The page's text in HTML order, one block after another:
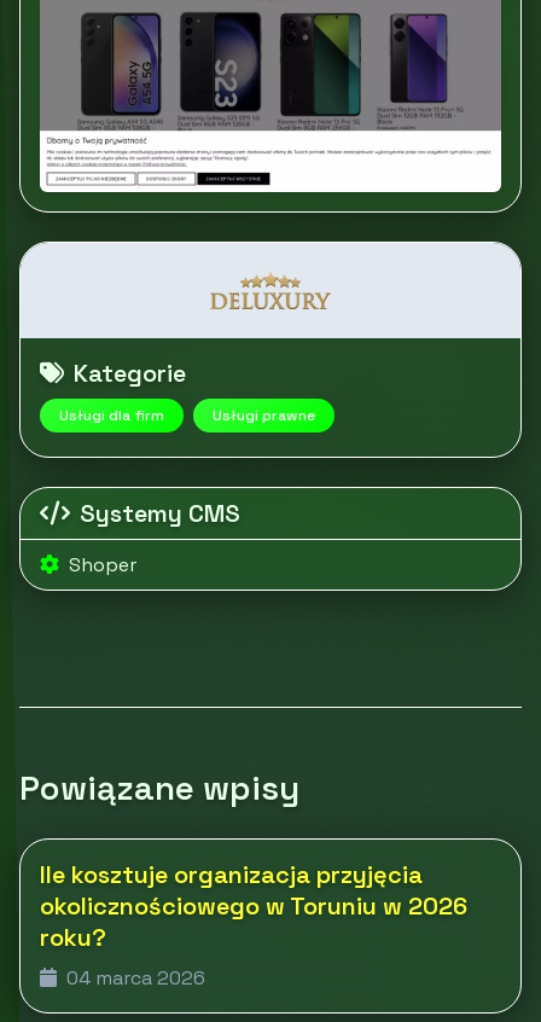
Kategorie
Usługi dla firm Usługi prawne
Systemy CMS
Shoper
Powiązane wpisy
Ile kosztuje organizacja przyjęcia
okolicznościowego w Toruniu w 2026
roku?
04 marca 2026